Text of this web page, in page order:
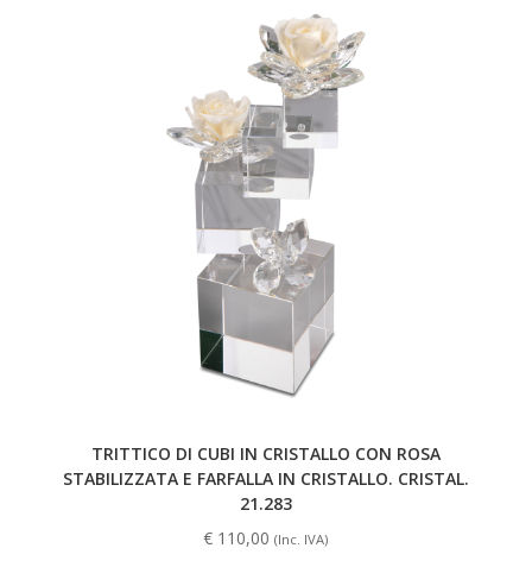
TRITTICO DI CUBI IN CRISTALLO CON ROSA
STABILIZZATA E FARFALLA IN CRISTALLO. CRISTAL.
21.283
€ 110,00 (Inc. IVA)